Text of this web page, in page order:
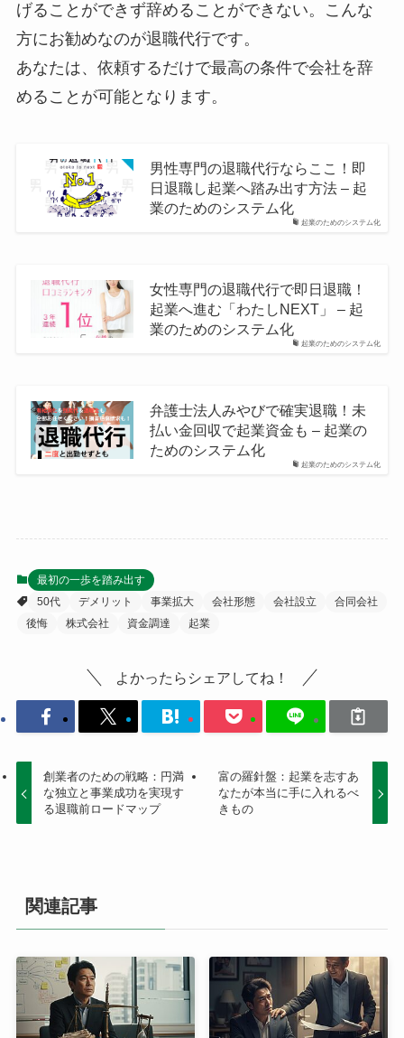
げることができず辞めることができない。こんな
方にお勧めなのが退職代行です。
あなたは、依頼するだけで最高の条件で会社を辞
めることが可能となります。
起業のためのシステム化
男性専門の退職代行ならここ！即
日退職し起業へ踏み出す方法 – 起
業のためのシステム化
起業のためのシステム化
女性専門の退職代行で即日退職！
起業へ進む「わたしNEXT」 – 起
業のためのシステム化
起業のためのシステム化
弁護士法人みやびで確実退職！未
払い金回収で起業資金も – 起業の
ためのシステム化
最初の一歩を踏み出す
50代
デメリット 事業拡大 会社形態 会社設立
合同会社
後悔
株式会社 資金調達 起業
よかったらシェアしてね！
創業者のための戦略：円満
な独立と事業成功を実現す
る退職前ロードマップ
富の羅針盤：起業を志すあ
なたが本当に手に入れるべ
きもの
関連記事